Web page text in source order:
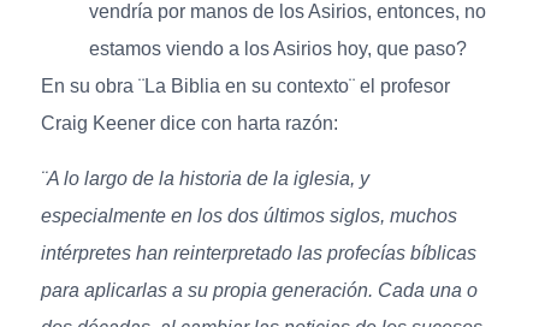
vendría por manos de los Asirios, entonces, no
estamos viendo a los Asirios hoy, que paso?
En su obra ¨La Biblia en su contexto¨ el profesor
Craig Keener dice con harta razón:
¨A lo largo de la historia de la iglesia, y
especialmente en los dos últimos siglos, muchos
intérpretes han reinterpretado las profecías bíblicas
para aplicarlas a su propia generación. Cada una o